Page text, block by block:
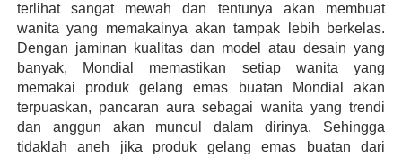
terlihat sangat mewah dan tentunya akan membuat
wanita yang memakainya akan tampak lebih berkelas.
Dengan jaminan kualitas dan model atau desain yang
banyak, Mondial memastikan setiap wanita yang
memakai produk gelang emas buatan Mondial akan
terpuaskan, pancaran aura sebagai wanita yang trendi
dan anggun akan muncul dalam dirinya. Sehingga
tidaklah aneh jika produk gelang emas buatan dari